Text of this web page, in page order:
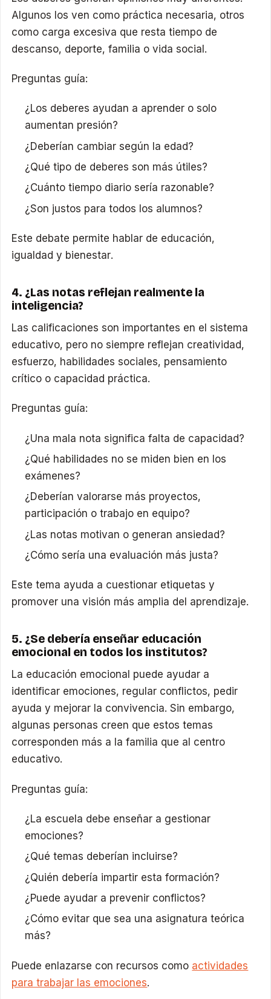
Algunos los ven como práctica necesaria, otros
como carga excesiva que resta tiempo de
descanso, deporte, familia o vida social.
Preguntas guía:
¿Los deberes ayudan a aprender o solo
aumentan presión?
¿Deberían cambiar según la edad?
¿Qué tipo de deberes son más útiles?
¿Cuánto tiempo diario sería razonable?
¿Son justos para todos los alumnos?
Este debate permite hablar de educación,
igualdad y bienestar.
4. ¿Las notas reflejan realmente la
inteligencia?
Las calificaciones son importantes en el sistema
educativo, pero no siempre reflejan creatividad,
esfuerzo, habilidades sociales, pensamiento
crítico o capacidad práctica.
Preguntas guía:
¿Una mala nota significa falta de capacidad?
¿Qué habilidades no se miden bien en los
exámenes?
¿Deberían valorarse más proyectos,
participación o trabajo en equipo?
¿Las notas motivan o generan ansiedad?
¿Cómo sería una evaluación más justa?
Este tema ayuda a cuestionar etiquetas y
promover una visión más amplia del aprendizaje.
5. ¿Se debería enseñar educación
emocional en todos los institutos?
La educación emocional puede ayudar a
identificar emociones, regular conflictos, pedir
ayuda y mejorar la convivencia. Sin embargo,
algunas personas creen que estos temas
corresponden más a la familia que al centro
educativo.
Preguntas guía:
¿La escuela debe enseñar a gestionar
emociones?
¿Qué temas deberían incluirse?
¿Quién debería impartir esta formación?
¿Puede ayudar a prevenir conflictos?
¿Cómo evitar que sea una asignatura teórica
más?
Puede enlazarse con recursos como actividades
para trabajar las emociones.